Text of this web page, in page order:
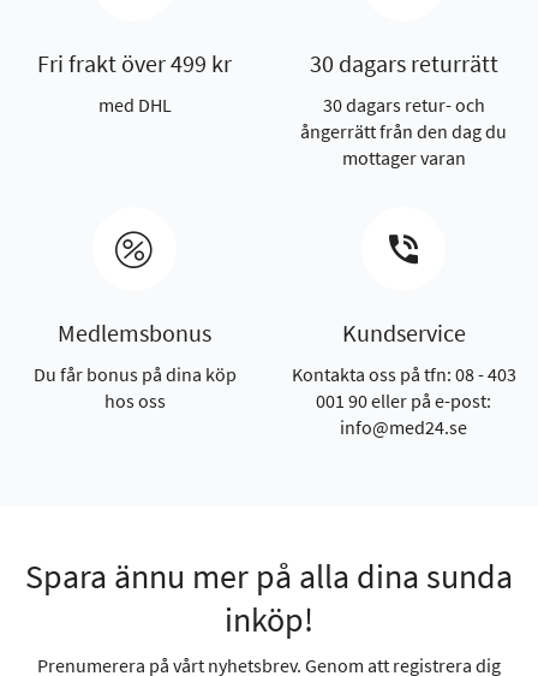
Fri frakt över 499 kr
med DHL
30 dagars returrätt
30 dagars retur- och
ångerrätt från den dag du
mottager varan
Medlemsbonus
Du får bonus på dina köp
hos oss
Kundservice
Kontakta oss på tfn: 08 - 403
001 90 eller på e-post:
info@med24.se
Spara ännu mer på alla dina sunda
inköp!
Prenumerera på vårt nyhetsbrev. Genom att registrera dig